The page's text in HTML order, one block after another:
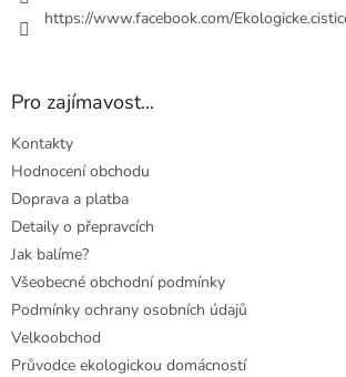
https://www.facebook.com/
Pro zajímavost...
Kontakty
Hodnocení obchodu
Doprava a platba
Detaily o přepravcích
Jak balíme?
Všeobecné obchodní podmínky
Podmínky ochrany osobních údajů
Velkoobchod
Průvodce ekologickou domácností